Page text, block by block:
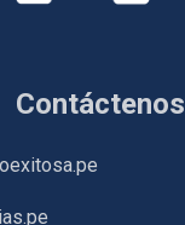
Contáctenos